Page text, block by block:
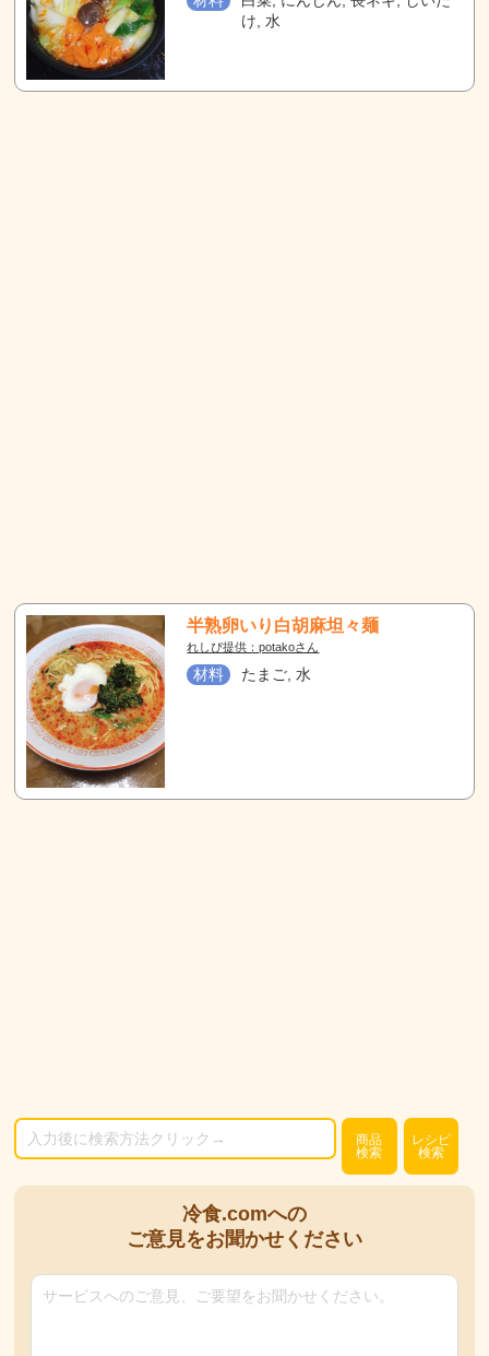
け, 水
半熟卵いり白胡麻坦々麺
れしぴ提供：potakoさん
材料 たまご, 水
商品
検索
レシピ
検索
冷食.comへの
ご意見をお聞かせください